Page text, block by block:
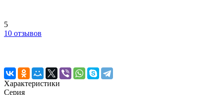
5
10 отзывов
Характеристики
Серия